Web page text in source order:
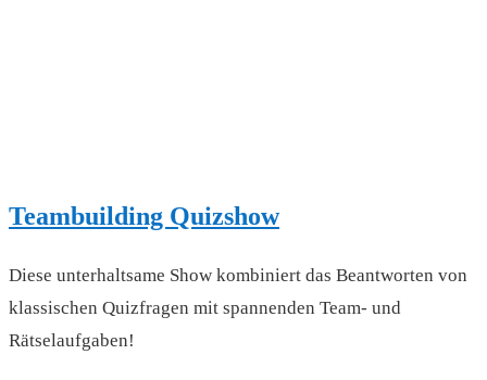
Teambuilding Quizshow
Diese unterhaltsame Show kombiniert das Beantworten von
klassischen Quizfragen mit spannenden Team- und
Rätselaufgaben!